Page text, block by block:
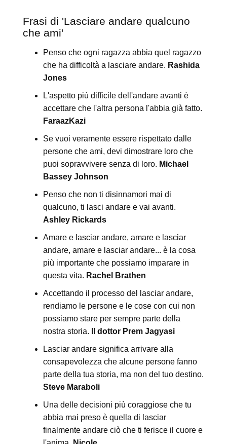
Frasi di 'Lasciare andare qualcuno
che ami'
Penso che ogni ragazza abbia quel ragazzo
che ha difficoltà a lasciare andare. Rashida
Jones
L'aspetto più difficile dell'andare avanti è
accettare che l'altra persona l'abbia già fatto.
FaraazKazi
Se vuoi veramente essere rispettato dalle
persone che ami, devi dimostrare loro che
puoi sopravvivere senza di loro. Michael
Bassey Johnson
Penso che non ti disinnamori mai di
qualcuno, ti lasci andare e vai avanti.
Ashley Rickards
Amare e lasciar andare, amare e lasciar
andare, amare e lasciar andare... è la cosa
più importante che possiamo imparare in
questa vita. Rachel Brathen
Accettando il processo del lasciar andare,
rendiamo le persone e le cose con cui non
possiamo stare per sempre parte della
nostra storia.
Il dottor Prem Jagyasi
Lasciar andare significa arrivare alla
consapevolezza che alcune persone fanno
parte della tua storia, ma non del tuo destino.
Steve Maraboli
Una delle decisioni più coraggiose che tu
abbia mai preso è quella di lasciar
finalmente andare ciò che ti ferisce il cuore e